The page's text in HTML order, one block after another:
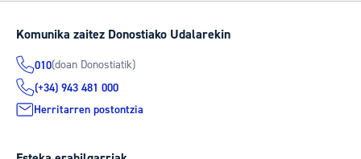
Komunika zaitez Donostiako Udalarekin
010(doan Donostiatik)
(+34) 943 481 000
Herritarren postontzia